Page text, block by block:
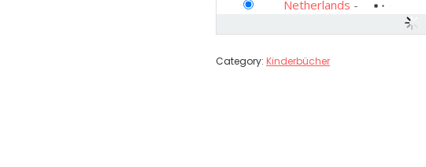
Netherlands -
Category: Kinderbücher